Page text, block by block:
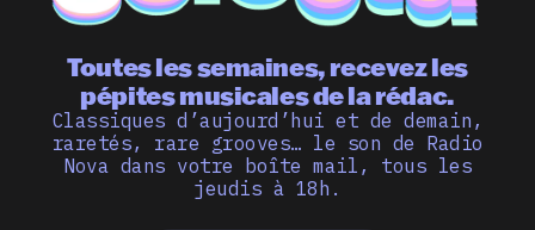
Toutes les semaines, recevez les
pépites musicales de la rédac.
Classiques d’aujourd’hui et de demain,
raretés, rare grooves… le son de Radio
Nova dans votre boîte mail, tous les
jeudis à 18h.